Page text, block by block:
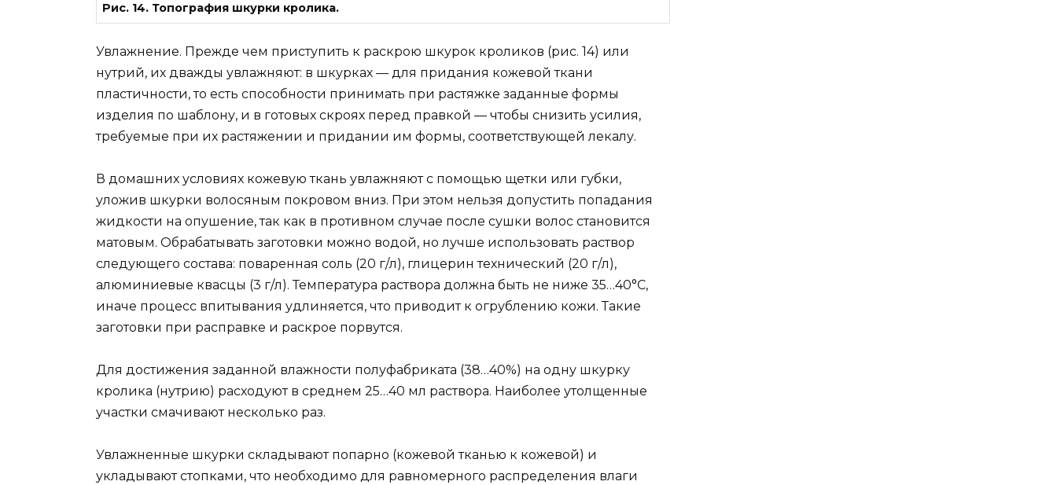
Рис. 14. Топография шкурки кролика.
Увлажнение. Прежде чем приступить к раскрою шкурок кроликов (рис. 14) или
нутрий, их дважды увлажняют: в шкурках — для придания кожевой ткани
пластичности, то есть способности принимать при растяжке заданные формы
изделия по шаблону, и в готовых скроях перед правкой — чтобы снизить усилия,
требуемые при их растяжении и придании им формы, соответствующей лекалу.
В домашних условиях кожевую ткань увлажняют с помощью щетки или губки,
уложив шкурки волосяным покровом вниз. При этом нельзя допустить попадания
жидкости на опушение, так как в противном случае после сушки волос становится
матовым. Обрабатывать заготовки можно водой, но лучше использовать раствор
следующего состава: поваренная соль (20 г/л), глицерин технический (20 г/л),
алюминиевые квасцы (3 г/л). Температура раствора должна быть не ниже 35…40°С,
иначе процесс впитывания удлиняется, что приводит к огрублению кожи. Такие
заготовки при расправке и раскрое порвутся.
Для достижения заданной влажности полуфабриката (38…40%) на одну шкурку
кролика (нутрию) расходуют в среднем 25…40 мл раствора. Наиболее утолщенные
участки смачивают несколько раз.
Увлажненные шкурки складывают попарно (кожевой тканью к кожевой) и
укладывают стопками, что необходимо для равномерного распределения влаги